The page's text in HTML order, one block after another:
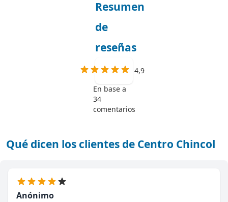
Resumen
de
reseñas
4,9
En base a
34
comentarios
Qué dicen los clientes de Centro Chincol
Anónimo